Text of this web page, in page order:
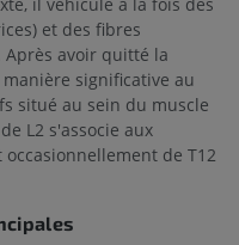
et des fibres
Après avoir quitté la
significative au
situé au sein du muscle
L2 s'associe aux
occasionnellement de T12